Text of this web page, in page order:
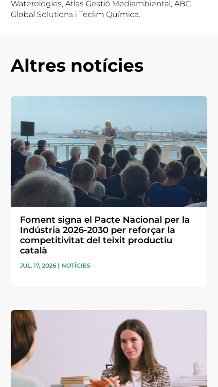
Waterologies, Atlas Gestió Mediambiental, ABC
Global Solutions i Teclim Química.
Altres notícies
Foment signa el Pacte Nacional per la
Indústria 2026-2030 per reforçar la
competitivitat del teixit productiu
català
JUL. 17, 2026 | NOTÍCIES